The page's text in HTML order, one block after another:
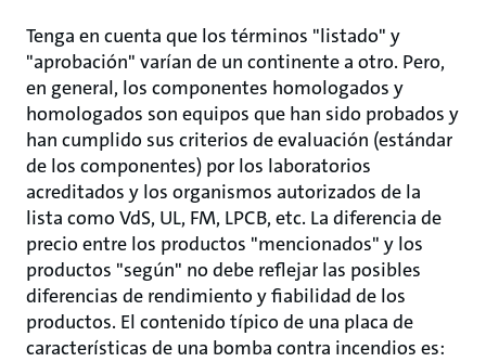
Tenga en cuenta que los términos "listado" y
"aprobación" varían de un continente a otro. Pero,
en general, los componentes homologados y
homologados son equipos que han sido probados y
han cumplido sus criterios de evaluación (estándar
de los componentes) por los laboratorios
acreditados y los organismos autorizados de la
lista como VdS, UL, FM, LPCB, etc. La diferencia de
precio entre los productos "mencionados" y los
productos "según" no debe reflejar las posibles
diferencias de rendimiento y fiabilidad de los
productos. El contenido típico de una placa de
características de una bomba contra incendios es: